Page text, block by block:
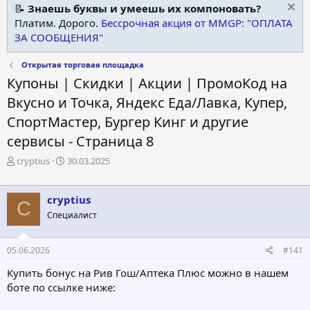
📝 Знаешь буквы и умеешь их компоновать?
Платим. Дорого. Бессрочная акция от MMGP: "ОПЛАТА
ЗА СООБЩЕНИЯ"
Открытая торговая площадка
Купоны | Скидки | Акции | ПромоКод на
Вкусно и Точка, Яндекс Еда/Лавка, Купер,
СпортМастер, Бургер Кинг и другие
сервисы - Страница 8
А
т
р
е
м
ы
cryptius
Д
т
а
а
ч
л
а
30.03.2025
C cryptius
Специалист
05.06.2026 #141
Купить бонус на Рив Гош/Аптека Плюс можно в нашем
боте по ссылке ниже: